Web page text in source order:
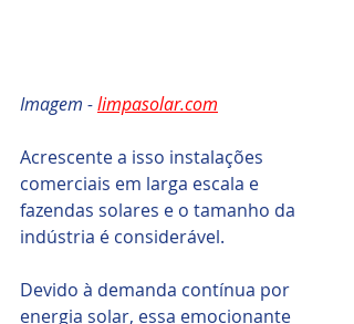
Imagem - limpasolar.com
Acrescente a isso instalações
comerciais em larga escala e
fazendas solares e o tamanho da
indústria é considerável.
Devido à demanda contínua por
energia solar, essa emocionante